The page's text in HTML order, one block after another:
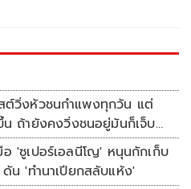
ต์วิ่งหัวชนกำแพงทุกวัน แต่
ถ้ายังคงวิ่งชนอยู่มันก็เจ็บ
อ 'ซูเปอร์เอลนีโญ' หนุนกักเก็บ
น 'ทำนาเปียกสลับแห้ง'